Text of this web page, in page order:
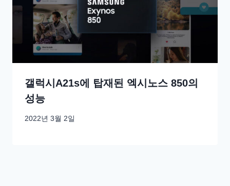
갤럭시A21s에 탑재된 엑시노스 850의
성능
2022년 3월 2일